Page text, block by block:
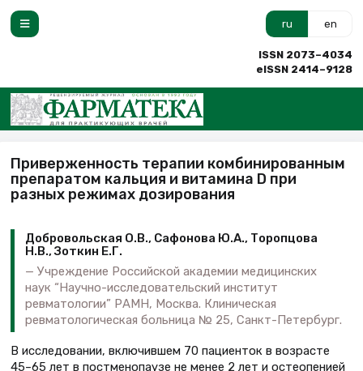
ru en
ISSN 2073–4034
eISSN 2414–9128
Приверженность терапии комбинированным
препаратом кальция и витамина D при
разных режимах дозирования
Добровольская О.В., Сафонова Ю.А., Торопцова
Н.В., Зоткин Е.Г.
Учреждение Российской академии медицинских
наук “Научно-исследовательский институт
ревматологии” РАМН, Москва. Клиническая
ревматологическая больница № 25, Санкт-Петербург.
В исследовании, включившем 70 пациенток в возрасте
45–65 лет в постменопаузе не менее 2 лет и остеопенией